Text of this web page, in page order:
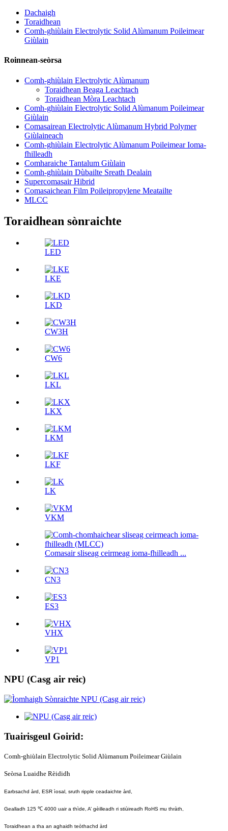
Dachaigh
Toraidhean
Comh-ghiùlain Electrolytic Solid Alùmanum Poileimear
Giùlain
Roinnean-seòrsa
Comh-ghiùlain Electrolytic Alùmanum
Toraidhean Beaga Leachtach
Toraidhean Mòra Leachtach
Comh-ghiùlain Electrolytic Solid Alùmanum Poileimear
Giùlain
Comasairean Electrolytic Alùmanum Hybrid Polymer
Giùlaineach
Comh-ghiùlain Electrolytic Alùmanum Poileimear Ioma-
fhilleadh
Comharaiche Tantalum Giùlain
Comh-ghiùlain Dùbailte Sreath Dealain
Supercomasair Hibrid
Comasaichean Film Poileipropylene Meatailte
MLCC
Toraidhean sònraichte
LED
LKE
LKD
CW3H
CW6
LKL
LKX
LKM
LKF
LK
VKM
Comasair sliseag ceirmeag ioma-fhilleadh ...
CN3
ES3
VHX
VP1
NPU (Casg air reic)
Tuairisgeul Goirid:
Comh-ghiùlain Electrolytic Solid Alùmanum Poileimear Giùlain
Seòrsa Luaidhe Rèididh
Earbsachd àrd, ESR ìosal, sruth ripple ceadaichte àrd,
Gealladh 125 ℃ 4000 uair a thìde, A’ gèilleadh ri stiùireadh RoHS mu thràth,
Toraidhean a tha an aghaidh teòthachd àrd